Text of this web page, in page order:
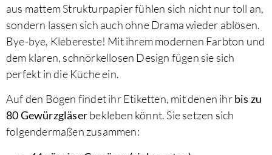
aus mattem Strukturpapier fühlen sich nicht nur toll an,
sondern lassen sich auch ohne Drama wieder ablösen.
Bye-bye, Klebereste! Mit ihrem modernen Farbton und
dem klaren, schnörkellosen Design fügen sie sich
perfekt in die Küche ein.
Auf den Bögen findet ihr Etiketten, mit denen ihrbis zu
80 Gewürzgläserbekleben könnt. Sie setzen sich
folgendermaßen zusammen: